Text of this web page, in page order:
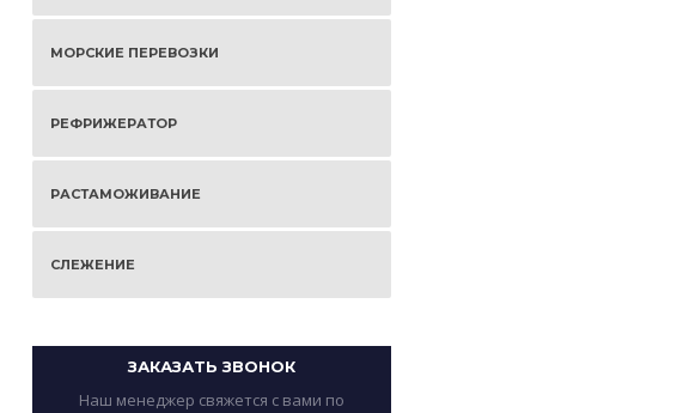
МОРСКИЕ ПЕРЕВОЗКИ
РЕФРИЖЕРАТОР
РАСТАМОЖИВАНИЕ
СЛЕЖЕНИЕ
ЗАКАЗАТЬ ЗВОНОК
Наш менеджер свяжется с вами по